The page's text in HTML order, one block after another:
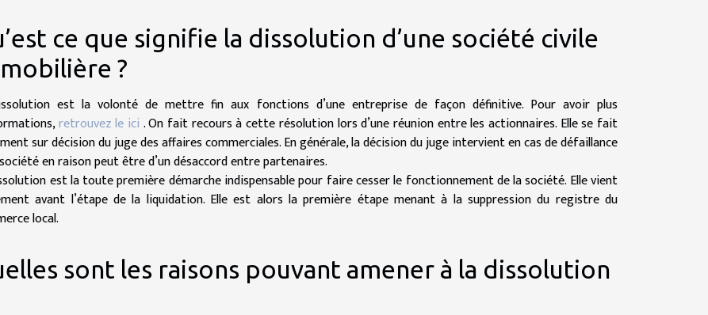
ce que signifie la dissolution d’une société civile
?
est la volonté de mettre fin aux fonctions d’une entreprise de façon définitive. Pour avoir plus
retrouvez le ici . On fait recours à cette résolution lors d’une réunion entre les actionnaires. Elle se fait
sur décision du juge des affaires commerciales. En générale, la décision du juge intervient en cas de défaillance
en raison peut être d’un désaccord entre partenaires.
est la toute première démarche indispensable pour faire cesser le fonctionnement de la société. Elle vient
avant l’étape de la liquidation. Elle est alors la première étape menant à la suppression du registre du
local.
sont les raisons pouvant amener à la dissolution